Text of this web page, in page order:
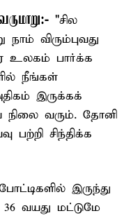
"சில
விரும்புவது
உலகம் பார்க்க
நீங்கள்
இருக்கக்
நிலை வரும். தோனி
பற்றி சிந்திக்க
இருந்து
வயது மட்டுமே